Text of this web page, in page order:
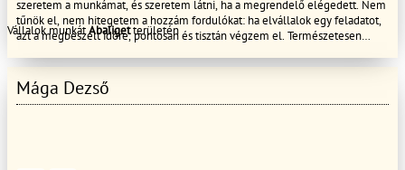
szeretem a munkámat, és szeretem látni, ha a megrendelő elégedett. Nem
tűnök el, nem hitegetem a hozzám fordulókat: ha elvállalok egy feladatot,
azt a megbeszélt időre, pontosan és tisztán végzem el. Természetesen
után számlát adok. Keressen bizalommal, ha megbízható és korrekt
szakembert keres!"
Vállalok munkátAbaligetterületén
Mága Dezső